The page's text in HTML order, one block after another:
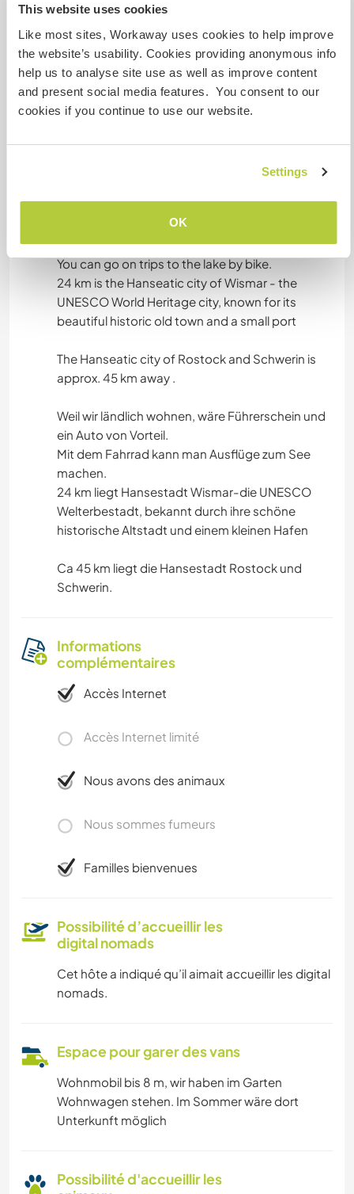
This website uses cookies
Like most sites, Workaway uses cookies to help improve
the website’s usability. Cookies providing anonymous info
help us to analyse site use as well as improve content
and present social media features. You consent to our
cookies if you continue to use our website.
Settings
OK
und ihr Zimmer ist frei. Im Sommer steht ein
Wohnwagen im Garten und dort wäre die
Unterkunft auch möglich.
Es wird jeden Tag gekocht. Ich könnte dir auch
kochen und backen beibringen. Getränke stehen
Because we live in the countryside, a driver's
license and car would be an advantage.
You can go on trips to the lake by bike.
24 km is the Hanseatic city of Wismar - the
UNESCO World Heritage city, known for its
beautiful historic old town and a small port
The Hanseatic city of Rostock and Schwerin is
approx. 45 km away .
Weil wir ländlich wohnen, wäre Führerschein und
ein Auto von Vorteil.
Mit dem Fahrrad kann man Ausflüge zum See
machen.
24 km liegt Hansestadt Wismar-die UNESCO
Welterbestadt, bekannt durch ihre schöne
historische Altstadt und einem kleinen Hafen
Ca 45 km liegt die Hansestadt Rostock und
Schwerin.
Informations
complémentaires
Accès Internet
Accès Internet limité
Nous avons des animaux
Nous sommes fumeurs
Familles bienvenues
Possibilité d’accueillir les
digital nomads
Cet hôte a indiqué qu’il aimait accueillir les digital
nomads.
Espace pour garer des vans
Wohnmobil bis 8 m, wir haben im Garten
Wohnwagen stehen. Im Sommer wäre dort
Unterkunft möglich
Possibilité d'accueillir les